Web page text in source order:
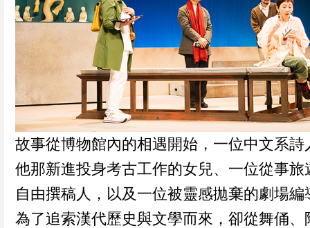
故事從博物館內的相遇開始，一位中文系詩
他那新進投身考古工作的女兒、一位從事旅
自由撰稿人，以及一位被靈感拋棄的劇場編
為了追索漢代歷史與文學而來，卻從舞俑、